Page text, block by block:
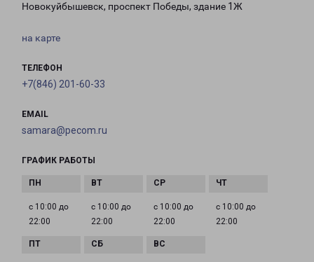
Новокуйбышевск, проспект Победы, здание 1Ж
на карте
ТЕЛЕФОН
+7(846) 201-60-33
EMAIL
samara@pecom.ru
ГРАФИК РАБОТЫ
с 10:00 до
22:00
с 10:00 до
22:00
с 10:00 до
22:00
с 10:00 до
22:00